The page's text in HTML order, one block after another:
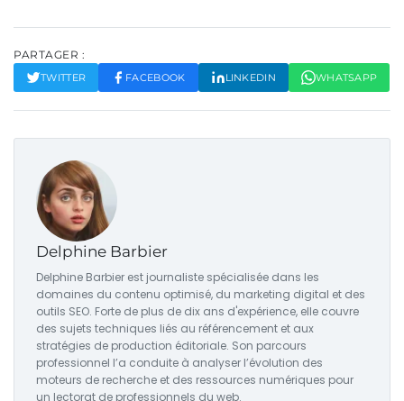
PARTAGER :
TWITTER FACEBOOK LINKEDIN WHATSAPP
Delphine Barbier
Delphine Barbier est journaliste spécialisée dans les
domaines du contenu optimisé, du marketing digital et des
outils SEO. Forte de plus de dix ans d'expérience, elle couvre
des sujets techniques liés au référencement et aux
stratégies de production éditoriale. Son parcours
professionnel l’a conduite à analyser l’évolution des
moteurs de recherche et des ressources numériques pour
un lectorat de professionnels du web.